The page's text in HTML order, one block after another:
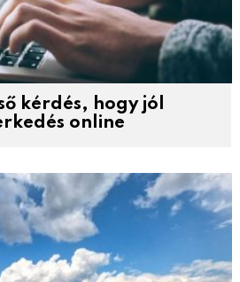
kérdés, hogy jól
online